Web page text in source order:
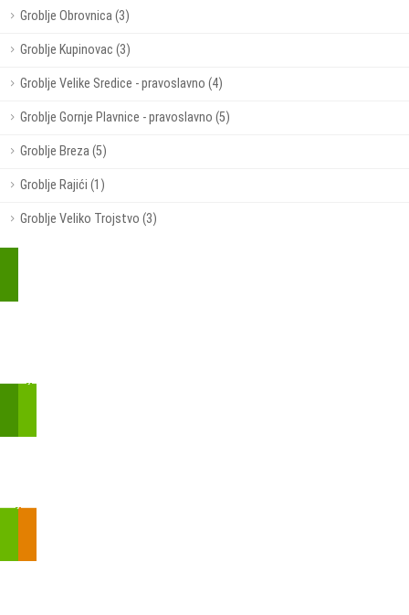
Groblje Obrovnica (3)
Groblje Kupinovac (3)
Groblje Velike Sredice - pravoslavno (4)
Groblje Gornje Plavnice - pravoslavno (5)
Groblje Breza (5)
Groblje Rajići (1)
Groblje Veliko Trojstvo (3)